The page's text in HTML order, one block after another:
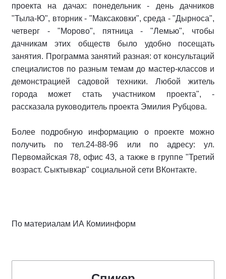
проекта на дачах: понедельник - день дачников
"Тыла-Ю", вторник - "Максаковки", среда - "Дырноса",
четверг - "Морово", пятница - "Лемью", чтобы
дачникам этих обществ было удобно посещать
занятия. Программа занятий разная: от консультаций
специалистов по разным темам до мастер-классов и
демонстрацией садовой техники. Любой житель
города может стать участником проекта", -
рассказала руководитель проекта Эмилия Рубцова.
Более подробную информацию о проекте можно
получить по тел.24-88-96 или по адресу: ул.
Первомайская 78, офис 43, а также в группе "Третий
возраст. Сыктывкар" социальной сети ВКонтакте.
По материалам ИА Комиинформ